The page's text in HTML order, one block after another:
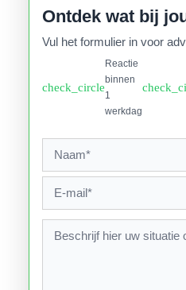
Ontdek wat bij
Vul het formulier in voor
check_circle
Reactie
binnen
1
werkdag